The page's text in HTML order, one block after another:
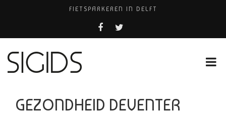
FIETSPARKEREN IN DELFT
PIZZERIA POMPEÏ ￼
BELEEF DE MAGIE VAN FILM BIJ KINEPOLIS
GEZONDHEID DEVENTER